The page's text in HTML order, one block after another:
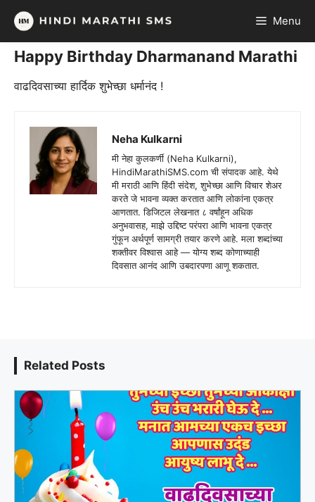
Skip
content
Menu
Happy Birthday Dharmanand Marathi
वाढदिवसाच्या हार्दिक शुभेच्छा धर्मानंद !
Neha Kulkarni
मी नेहा कुलकर्णी (Neha Kulkarni),
HindiMarathiSMS.com ची संपादक आहे. येथे
मी मराठी आणि हिंदी संदेश, शुभेच्छा आणि विचार शेअर
करते जे भावना व्यक्त करतात आणि लोकांना एकत्र
आणतात. डिजिटल लेखनात ८ वर्षांहून अधिक
अनुभवासह, माझे उद्दिष्ट परंपरा आणि भावना एकत्र
गुंफून अर्थपूर्ण सामग्री तयार करणे आहे. मला शब्दांच्या
शक्तीवर विश्वास आहे — योग्य शब्द कोणाच्याही
दिवसात आनंद आणि उबदारपणा आणू शकतात.
Related Posts